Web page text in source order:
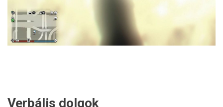
Verbális dolgok